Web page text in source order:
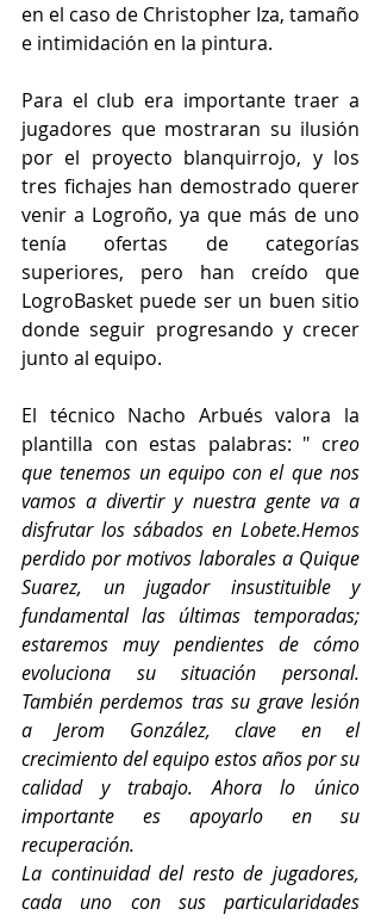
en el caso de Christopher Iza, tamaño
e intimidación en la pintura.
Para el club era importante traer a
jugadores que mostraran su ilusión
por el proyecto blanquirrojo, y los
tres fichajes han demostrado querer
venir a Logroño, ya que más de uno
tenía ofertas de categorías
superiores, pero han creído que
LogroBasket puede ser un buen sitio
donde seguir progresando y crecer
junto al equipo.
El técnico Nacho Arbués valora la
plantilla con estas palabras: " creo
que tenemos un equipo con el que nos
vamos a divertir y nuestra gente va a
disfrutar los sábados en Lobete.Hemos
perdido por motivos laborales a Quique
Suarez, un jugador insustituible y
fundamental las últimas temporadas;
estaremos muy pendientes de cómo
evoluciona su situación personal.
También perdemos tras su grave lesión
a Jerom González, clave en el
crecimiento del equipo estos años por su
calidad y trabajo. Ahora lo único
importante es apoyarlo en su
recuperación.
La continuidad del resto de jugadores,
cada uno con sus particularidades